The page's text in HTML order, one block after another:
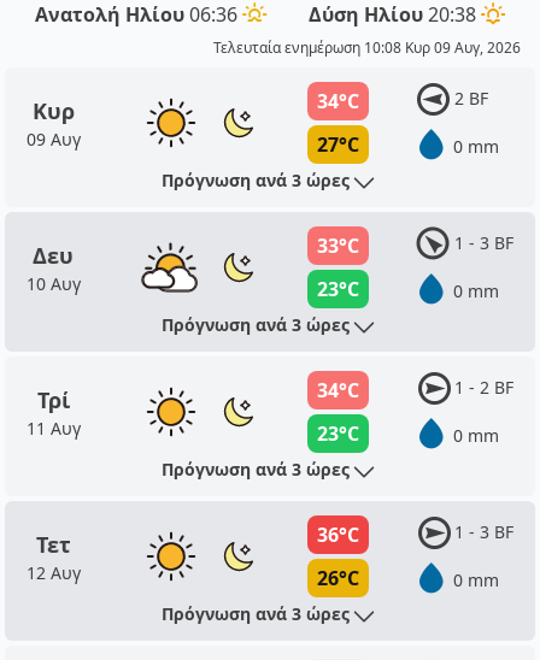
Ανατολή Ηλίου06:36 Δύση Ηλίου20:38
Τελευταία ενημέρωση 10:08 Κυρ 09 Αυγ, 2026
Κυρ
09 Αυγ
34°C
27°C
2 BF
0 mm
Πρόγνωση ανά 3 ώρες
Δευ
10 Αυγ
33°C
23°C
1 - 3 BF
0 mm
Πρόγνωση ανά 3 ώρες
Τρί
11 Αυγ
34°C
23°C
1 - 2 BF
0 mm
Πρόγνωση ανά 3 ώρες
Τετ
12 Αυγ
36°C
26°C
1 - 3 BF
0 mm
Πρόγνωση ανά 3 ώρες